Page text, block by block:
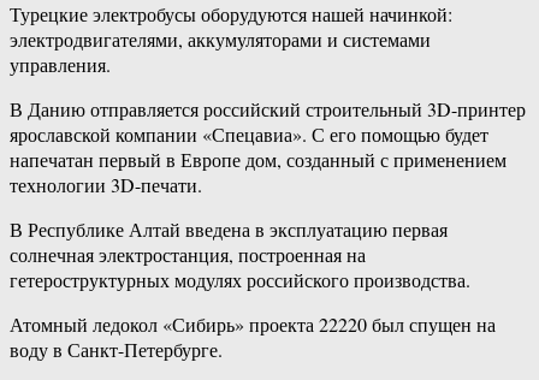
Турецкие электробусы оборудуются нашей начинкой:
электродвигателями, аккумуляторами и системами
управления.
В Данию отправляется российский строительный 3D-принтер
ярославской компании «Спецавиа». С его помощью будет
напечатан первый в Европе дом, созданный с применением
технологии 3D-печати.
В Республике Алтай введена в эксплуатацию первая
солнечная электростанция, построенная на
гетероструктурных модулях российского производства.
Атомный ледокол «Сибирь» проекта 22220 был спущен на
воду в Санкт-Петербурге.